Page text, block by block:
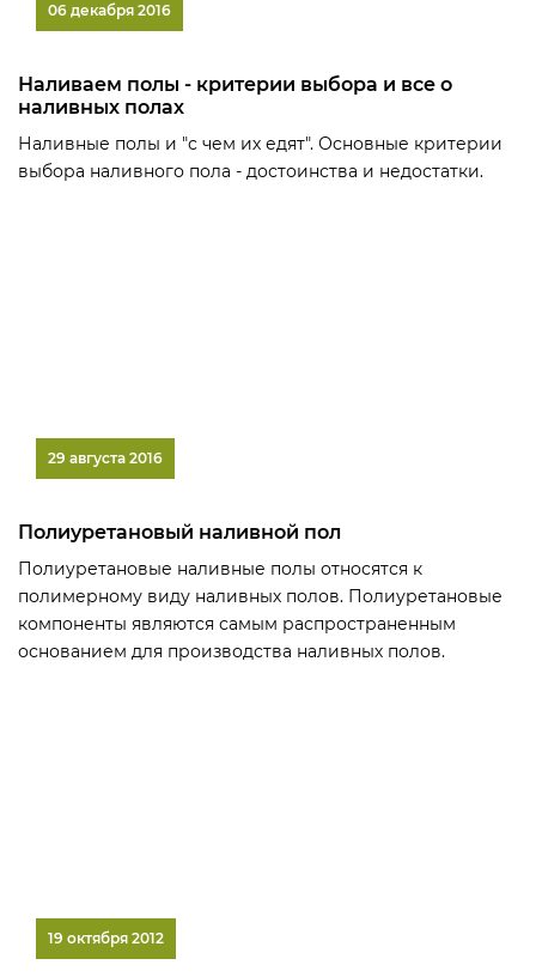
06 декабря 2016
Наливаем полы - критерии выбора и все о
наливных полах
Наливные полы и "с чем их едят". Основные критерии
выбора наливного пола - достоинства и недостатки.
29 августа 2016
Полиуретановый наливной пол
Полиуретановые наливные полы относятся к
полимерному виду наливных полов. Полиуретановые
компоненты являются самым распространенным
основанием для производства наливных полов.
19 октября 2012